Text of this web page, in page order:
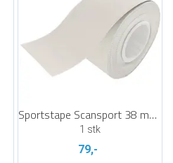
Sportstape Scansport 38 mm x 10 m
1 stk
79,-